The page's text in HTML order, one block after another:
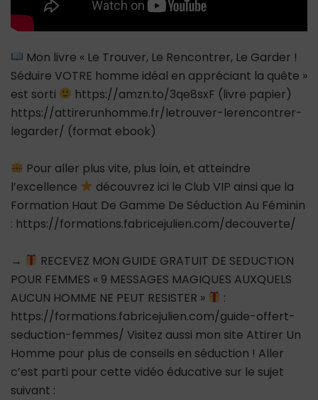
Mon livre « Le Trouver, Le Rencontrer, Le Garder !
Séduire VOTRE homme idéal en appréciant la quête »
est sorti
https://amzn.to/3qe8sxF (livre papier)
https://attirerunhomme.fr/letrouver-lerencontrer-
legarder/ (format ebook)
Pour aller plus vite, plus loin, et atteindre
l’excellence
découvrez ici le Club VIP ainsi que la
Formation Haut De Gamme De Séduction Au Féminin
: https://formations.fabricejulien.com/decouverte/
→
RECEVEZ MON GUIDE GRATUIT DE SEDUCTION
POUR FEMMES « 9 MESSAGES MAGIQUES AUXQUELS
AUCUN HOMME NE PEUT RESISTER »
:
https://formations.fabricejulien.com/guide-offert-
seduction-femmes/ Visitez aussi mon site Attirer Un
Homme pour plus de conseils en séduction ! Aller
c’est parti pour cette vidéo éducative sur le sujet
suivant :